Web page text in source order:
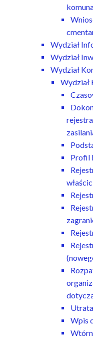
Wydział
Wydział
Wydział
Wydział
Profil
Wpis